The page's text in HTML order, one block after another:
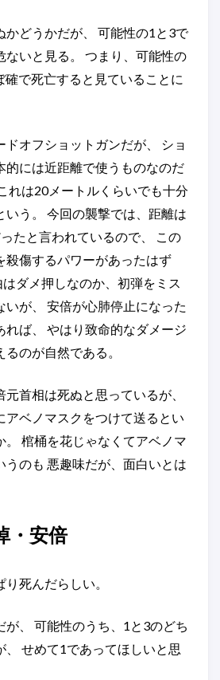
かどうかだが、 可能性の1と3で
ないと見る。 つまり、可能性の
確で死亡すると見ていることに
オフショットガンだが、 ショ
的には近距離で使うものなのだ
れは20メートルくらいでも十分
いう。 今回の襲撃では、距離は
たと言われているので、 この
殺傷するパワーがあったはず
ダメ押しなのか、初弾をミス
いが、 安倍が心肺停止になった
れば、 やはり致命的なダメージ
のが自然である。
首相は死ぬと思っているが、
アベノマスクをつけて送るとい
。 棺桶を花じゃなくてアベノマ
うのも 悪趣味だが、面白いとは
・安倍
死んだらしい。
が、 可能性のうち、1と3のどち
、 せめて1であってほしいと思